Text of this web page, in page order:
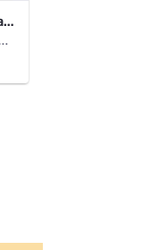
20160430 Plakat_Platzgespraeche_A5_mail.pdf
Anni Schlumberger